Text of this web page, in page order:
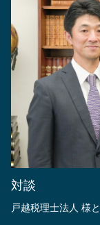
対談
戸越税理士法人 様